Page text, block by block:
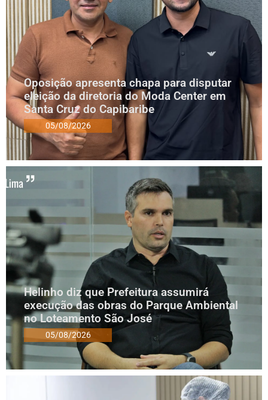
Oposição apresenta chapa para disputar
eleição da diretoria do Moda Center em
Santa Cruz do Capibaribe
05/08/2026
Helinho diz que Prefeitura assumirá
execução das obras do Parque Ambiental
no Loteamento São José
05/08/2026